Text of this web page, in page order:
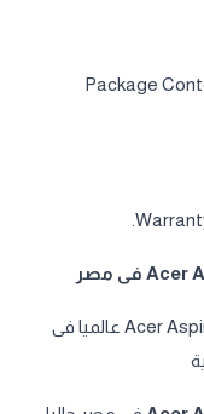
Package
يتراوح سعر اللاب توب Acer Aspire 3 A315-56-30V0 عالميا فى